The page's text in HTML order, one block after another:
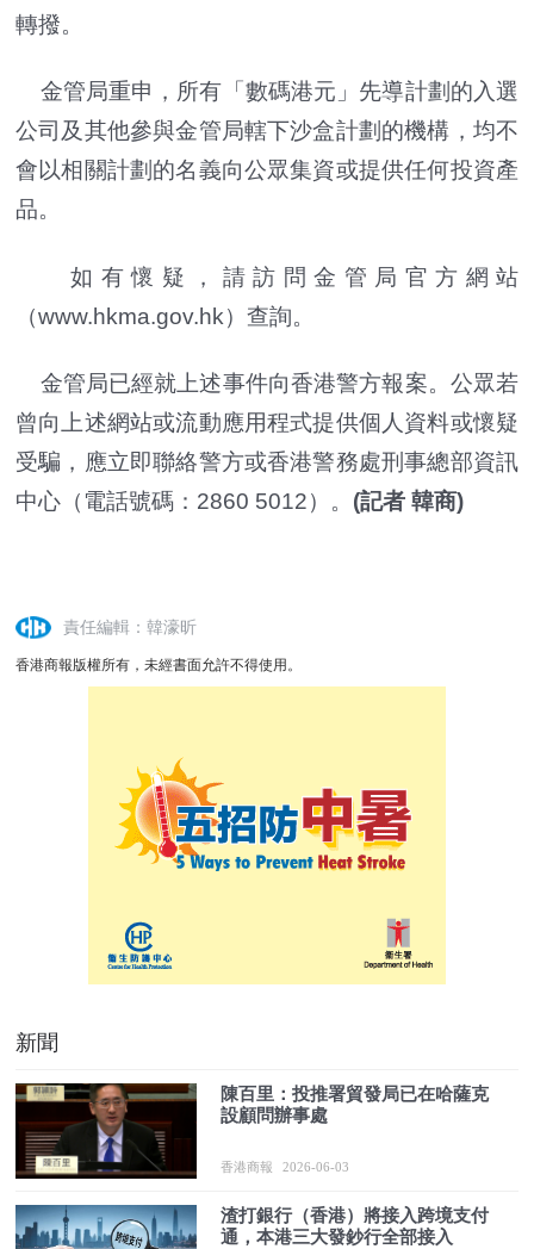
轉撥。
金管局重申，所有「數碼港元」先導計劃的入選
公司及其他參與金管局轄下沙盒計劃的機構，均不
會以相關計劃的名義向公眾集資或提供任何投資產
品。
如有懷疑，請訪問金管局官方網站
（www.hkma.gov.hk）查詢。
金管局已經就上述事件向香港警方報案。公眾若
曾向上述網站或流動應用程式提供個人資料或懷疑
受騙，應立即聯絡警方或香港警務處刑事總部資訊
中心（電話號碼：2860 5012）。 (記者 韓商)
責任編輯：韓濠昕
香港商報版權所有，未經書面允許不得使用。
新聞
陳百里：投推署貿發局已在哈薩克
設顧問辦事處
香港商報 2026-06-03
渣打銀行（香港）將接入跨境支付
通，本港三大發鈔行全部接入